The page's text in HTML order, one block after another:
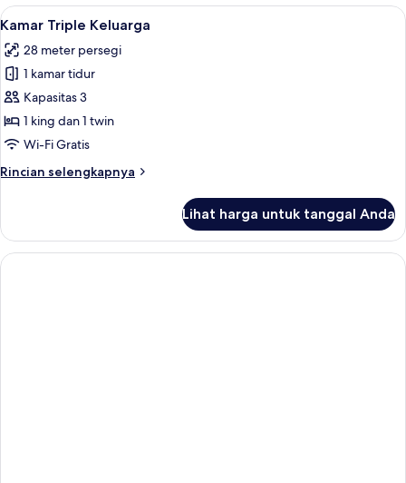
Single
Junior,
Tempat
Tidur
Queen
Lihat
semua
foto
untuk
Kamar
Triple
Keluarga
Kamar Triple Keluarga | Minibar,
4
Kamar Triple Keluarga
28 meter persegi
1 kamar tidur
Kapasitas 3
1 king dan 1 twin
Wi-Fi Gratis
Rincian selengkapnya
Rincian
Kamar
Triple
Keluarga
Lihat harga untuk tanggal Anda